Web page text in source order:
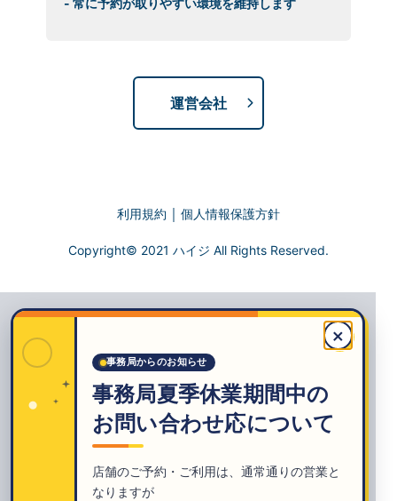
運営会社
利用規約 ｜ 個人情報保護方針
Copyright© 2021 ハイジ All Rights Reserved.
×
事務局からのお知らせ
事務局夏季休業期間中の
お問い合わせ応について
店舗のご予約・ご利用は、通常通りの営業と
なりますが